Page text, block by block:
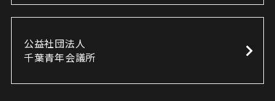
公益社団法人
千葉青年会議所